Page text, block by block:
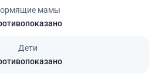
мамы
Дети